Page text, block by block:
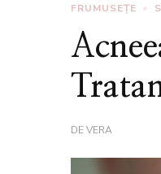
FRUMUSEȚE
DEVERA